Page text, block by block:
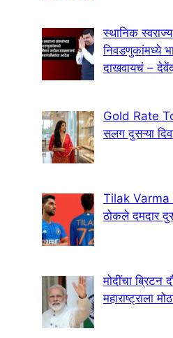
स्थानिक
निवडणुकांमध्ये
दाखवायचं –
Gold Rate
सलग दुसऱ्या
Tilak Varma
ठोकले दमदार
मोदींचा ब्रिटन
महाराष्ट्राला